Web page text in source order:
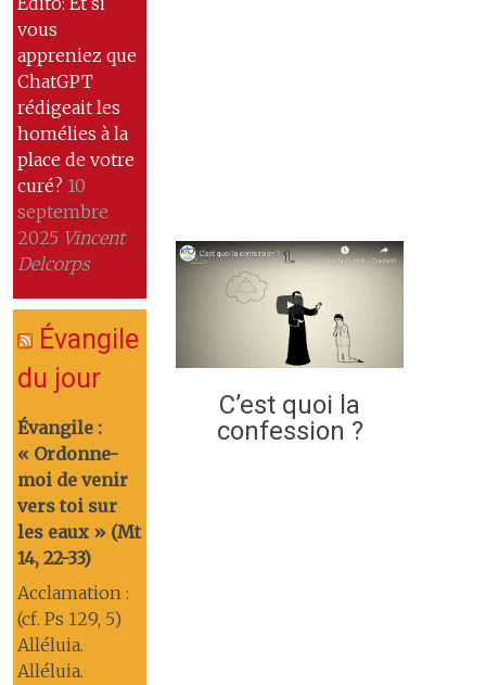
vous
appreniez que
ChatGPT
rédigeait les
homélies à la
place de votre
curé? 10
septembre
2025 Vincent
Delcorps
Évangile
du jour
Évangile :
« Ordonne-
moi de venir
vers toi sur
les eaux » (Mt
14, 22-33)
Acclamation :
(cf. Ps 129, 5)
Alléluia.
Alléluia.
C’est quoi la
confession ?